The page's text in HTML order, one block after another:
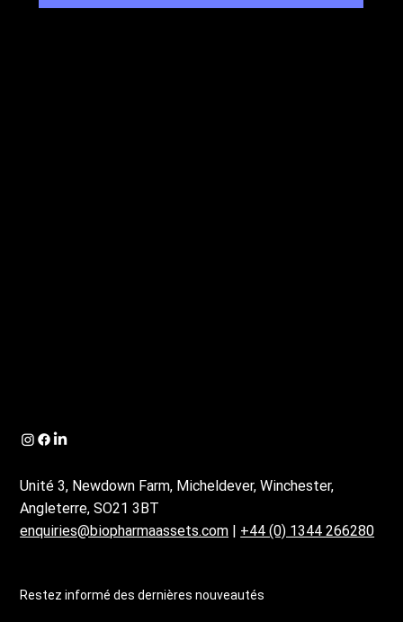
Unité 3, Newdown Farm, Micheldever, Winchester,
Angleterre, SO21 3BT
enquiries@biopharmaassets.com | +44 (0) 1344 266280
Restez informé des dernières nouveautés